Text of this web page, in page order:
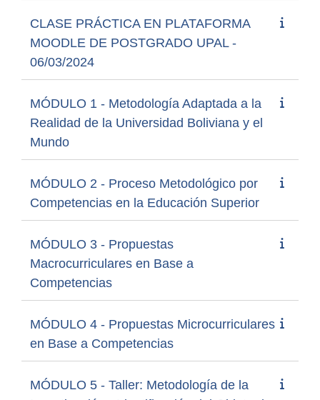
CLASE PRÁCTICA EN PLATAFORMA
MOODLE DE POSTGRADO UPAL -
06/03/2024
MÓDULO 1 - Metodología Adaptada a la
Realidad de la Universidad Boliviana y el
Mundo
MÓDULO 2 - Proceso Metodológico por
Competencias en la Educación Superior
MÓDULO 3 - Propuestas
Macrocurriculares en Base a
Competencias
MÓDULO 4 - Propuestas Microcurriculares
en Base a Competencias
MÓDULO 5 - Taller: Metodología de la